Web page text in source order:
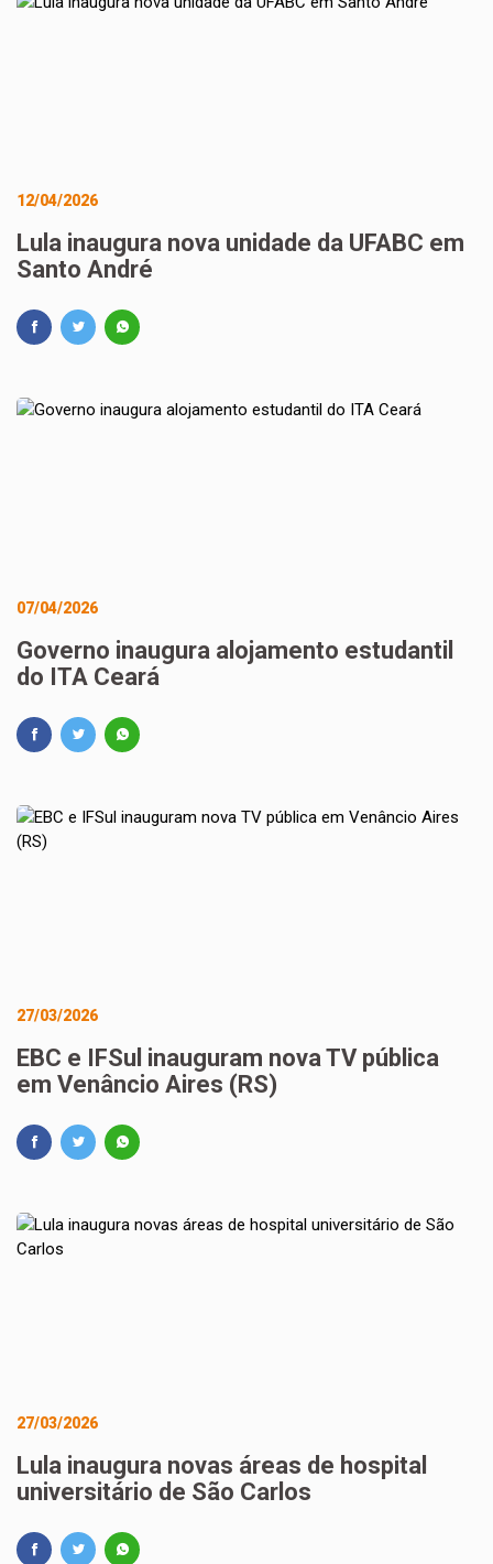
12/04/2026
Lula inaugura nova unidade da UFABC em
Santo André
07/04/2026
Governo inaugura alojamento estudantil
do ITA Ceará
27/03/2026
EBC e IFSul inauguram nova TV pública
em Venâncio Aires (RS)
27/03/2026
Lula inaugura novas áreas de hospital
universitário de São Carlos